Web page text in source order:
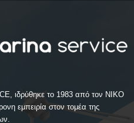
ιδρύθηκε το 1983 από τον ΝΙΚΟ
εμπειρία στον τομέα της